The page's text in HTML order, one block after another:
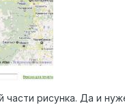
рисунка. Да и